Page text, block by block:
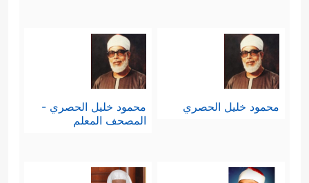
محمود خليل الحصري
محمود خليل الحصري -
المصحف المعلم